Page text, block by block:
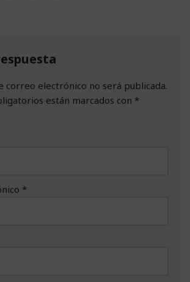
correo electrónico no será publicada.
están marcados con *
*